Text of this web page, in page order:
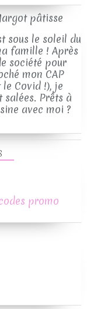
sous le soleil du
famille ! Après
société pour
mon CAP
Covid !), je
salées. Prêts à
avec moi ?
promo